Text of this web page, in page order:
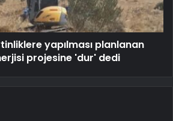
yapılması planlanan
projesine 'dur' dedi